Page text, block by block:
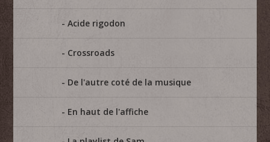
Acide rigodon
Crossroads
De l'autre coté de la musique
En haut de l'affiche